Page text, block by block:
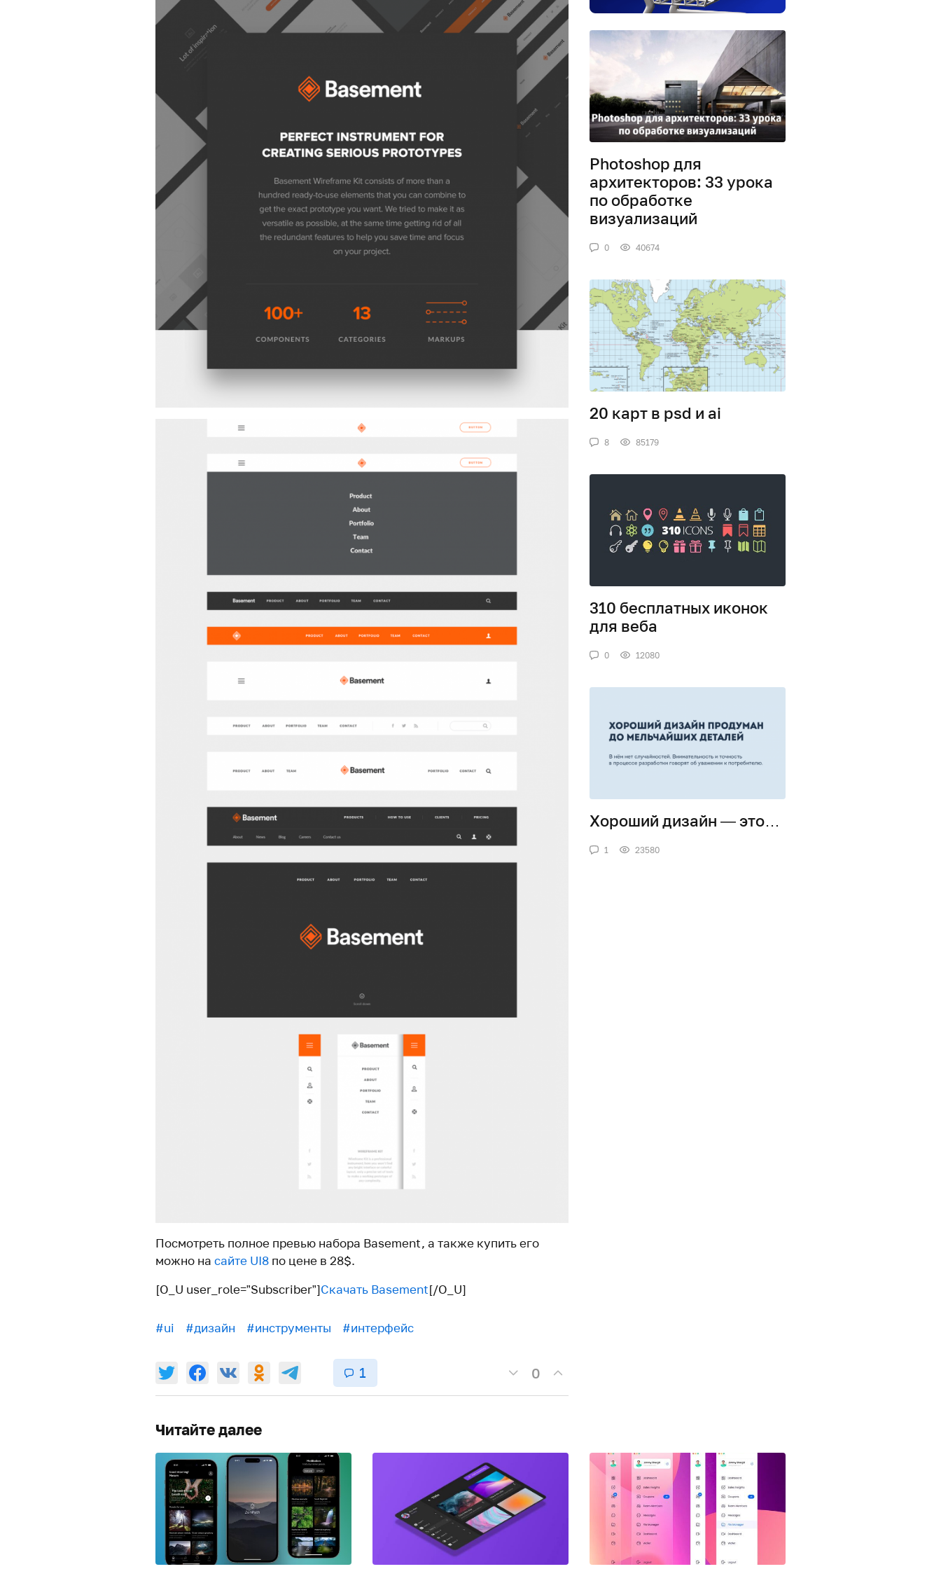
Посмотреть полное превью набора Basement, а также купить его
можно на сайте UI8 по цене в 28$.
[O_U user_role=”Subscriber”]Скачать Basement[/O_U]
#ui #дизайн #инструменты #интерфейс
1 0
Photoshop для
архитекторов: 33 урока
по обработке
визуализаций
0 40674
20 карт в psd и ai
8 85179
310 бесплатных иконок
для веба
0 12080
Хороший дизайн — это…
1 23580
Читайте далее